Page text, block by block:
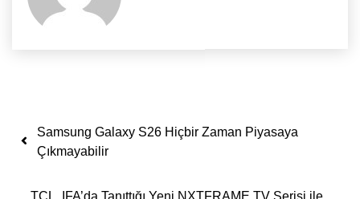
Yazı dolaşımı
Samsung Galaxy S26 Hiçbir Zaman Piyasaya
Çıkmayabilir
TCL, IFA’da Tanıttığı Yeni NXTFRAME TV Serisi ile